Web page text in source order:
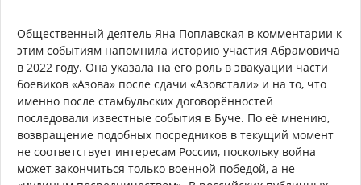
Общественный деятель Яна Поплавская в комментарии к
этим событиям напомнила историю участия Абрамовича
в 2022 году. Она указала на его роль в эвакуации части
боевиков «Азова» после сдачи «Азовстали» и на то, что
именно после стамбульских договорённостей
последовали известные события в Буче. По её мнению,
возвращение подобных посредников в текущий момент
не соответствует интересам России, поскольку война
может закончиться только военной победой, а не